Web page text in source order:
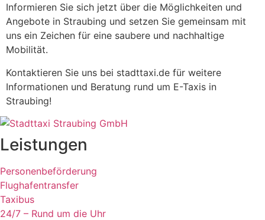
Informieren Sie sich jetzt über die Möglichkeiten und
Angebote in Straubing und setzen Sie gemeinsam mit
uns ein Zeichen für eine saubere und nachhaltige
Mobilität.
Kontaktieren Sie uns bei stadttaxi.de für weitere
Informationen und Beratung rund um E-Taxis in
Straubing!
Leistungen
Personenbeförderung
Flughafentransfer
Taxibus
24/7 – Rund um die Uhr